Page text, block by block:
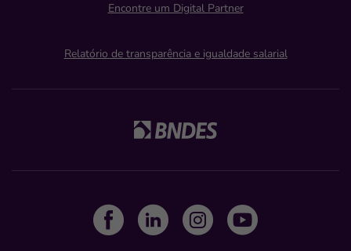
Encontre um Digital Partner
Relatório de transparência e igualdade salarial